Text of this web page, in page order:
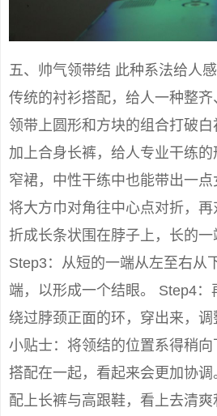
五、帅气领带结 此种系法给人
传统的衬衫搭配，给人一种整
领带上圆形和方块的组合打破
加上合身长裤，给人专业干练
窄裙，中性干练中也能带出一点
将大方巾对角往中心点对折，
折成长条状围在脖子上，长的一
Step3：从短的一端从左至右从
端，以形成一个结眼。 Step4：
绕过脖颈正面的环，穿出来，
小贴士：将领结的位置系得稍
搭配在一起，看起来会更加协调
配上长裤与高跟鞋，看上去清